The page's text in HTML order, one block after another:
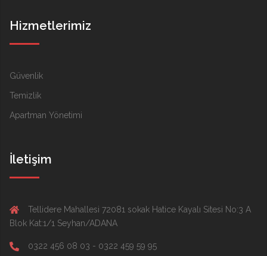
Hizmetlerimiz
Güvenlik
Temizlik
Apartman Yönetimi
İletişim
Tellidere Mahallesi 72081 sokak Hatice Kayalı Sitesi No:3 A
Blok Kat:1/1 Seyhan/ADANA
0322 456 08 03 - 0322 459 59 95